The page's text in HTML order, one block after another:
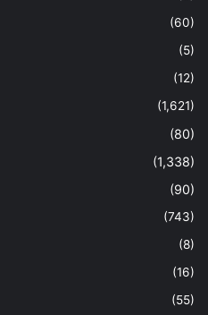
(60)
(5)
(12)
(1,621)
(80)
(1,338)
(90)
(743)
(8)
(16)
(55)